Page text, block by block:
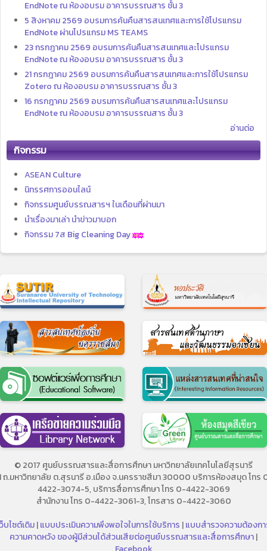
EndNote ณ ห้องอบรม อาคารบรรณสาร ชั้น 3
5 สิงหาคม 2569 อบรมการค้นคืนสารสนเทศและการใช้โปรแกรม
EndNote ผ่านโปรแกรม MS TEAMS
23 กรกฎาคม 2569 อบรมการค้นคืนสารสนเทศและโปรแกรม
EndNote ณ ห้องอบรม อาคารบรรณสาร ชั้น 3
21 กรกฎาคม 2569 อบรมการค้นคืนสารสนเทศและการใช้โปรแกรม
Zotero ณ ห้องอบรม อาคารบรรณสาร ชั้น 3
16 กรกฎาคม 2569 อบรมการค้นคืนสารสนเทศและโปรแกรม
EndNote ณ ห้องอบรม อาคารบรรณสาร ชั้น 3
อ่านต่อ
กิจกรรม
ASEAN Culture
นิทรรศการออนไลน์
กิจกรรมศูนย์บรรณสารฯ ในเดือนที่ผ่านมา
นำเรื่องมาเล่า นำข่าวมาบอก
กิจกรรม 7ส Big Cleaning Day
© 2017 ศูนย์บรรณสารและสื่อการศึกษา มหาวิทยาลัยเทคโนโลยีสุรนารี
ถ.มหาวิทยาลัย ต.สุรนารี อ.เมือง จ.นครราชสีมา 30000 บริการห้องสมุด โทร
4422-3074-5, บริการสื่อการศึกษา โทร 0-4422-3069
สำนักงาน โทร 0-4422-3061-3, โทรสาร 0-4422-3060
บไซต์เดิม|แบบประเมินความพึงพอใจในการใช้บริการ |แบบสำรวจความต้องก
ความคาดหวัง ของผู้มีส่วนได้ส่วนเสียต่อศูนย์บรรณสารและสื่อการศึกษา|